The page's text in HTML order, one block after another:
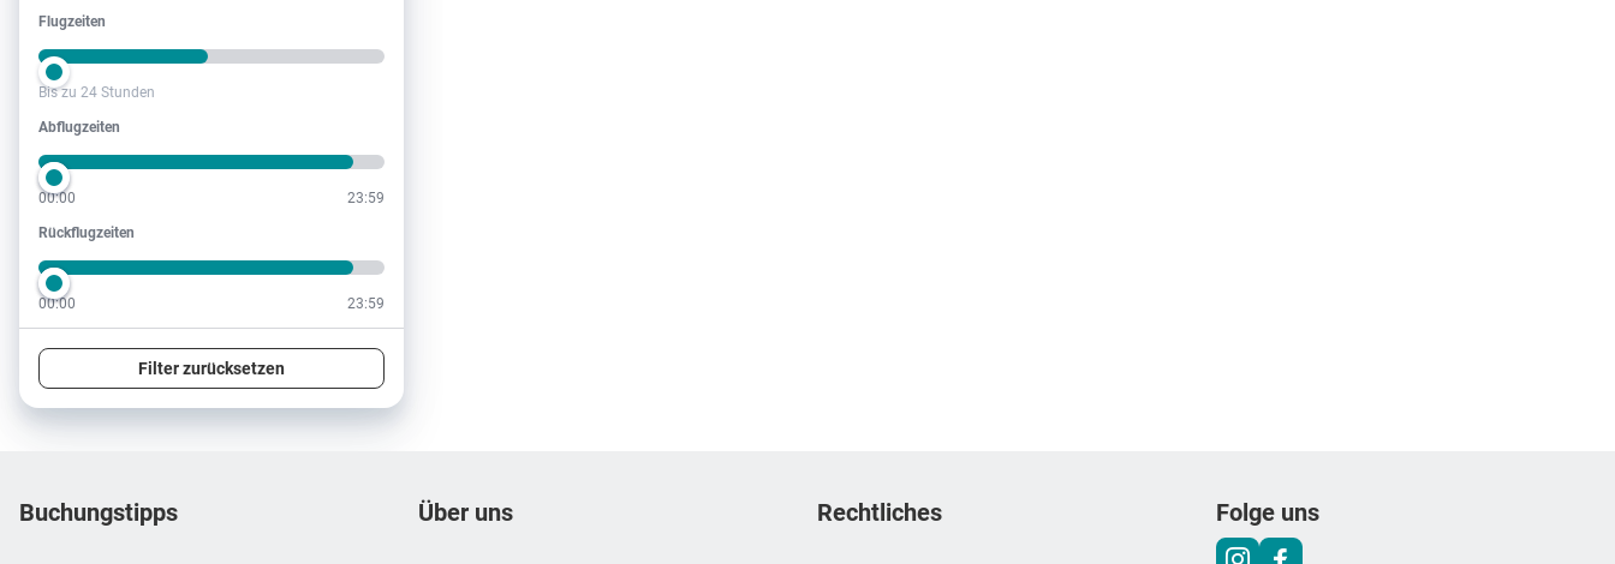
Flugzeiten
Flugzeiten
Bis zu 24 Stunden
Abflugzeiten
Abflugzeiten
00:00 23:59
Rückflugzeiten
Rückflugzeiten
00:00 23:59
Filter zurücksetzen
Footer navigation
Buchungstipps Über uns Rechtliches Folge uns